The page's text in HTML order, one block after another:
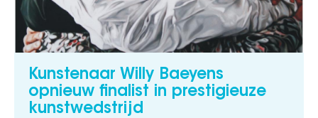
Kunstenaar Willy Baeyens
opnieuw finalist in prestigieuze
kunstwedstrijd